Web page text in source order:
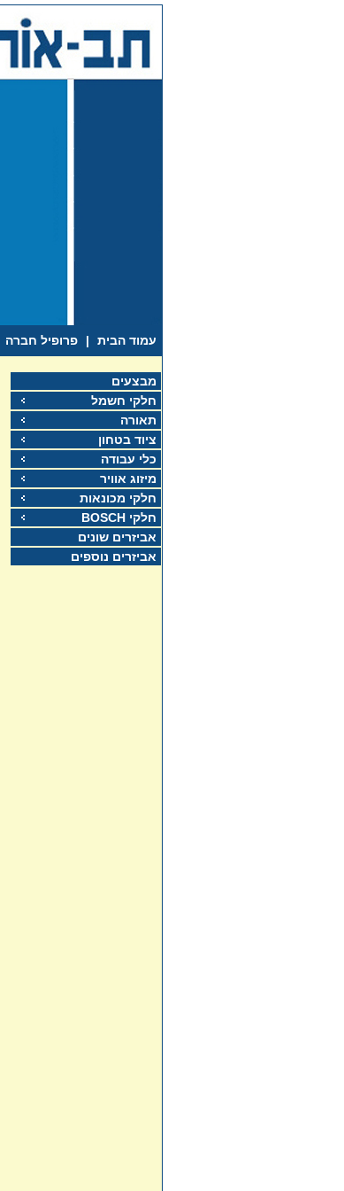
עמוד הבית | פרופיל חברה
מבצעים
חלקי חשמל
תאורה
ציוד בטחון
כלי עבודה
מיזוג אוויר
חלקי מכונאות
חלקי BOSCH
אביזרים שונים
אביזרים נוספים